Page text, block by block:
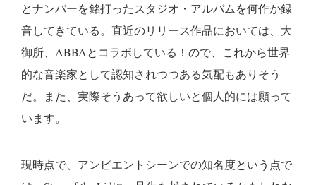
とナンバーを銘打ったスタジオ・アルバムを何作か録
音してきている。直近のリリース作品においては、大
御所、ABBAとコラボしている！ので、これから世界
的な音楽家として認知されつつある気配もありそう
だ。また、実際そうあって欲しいと個人的には願って
います。
現時点で、アンビエントシーンでの知名度という点で